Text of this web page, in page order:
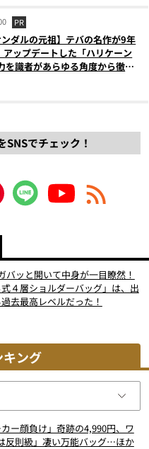
PR
ンダルの元祖】テバの名作が9年
アップデートした「ハリケーン
を識者があらゆる角度から徹底
でチェック！
バッと開いて中身が一目瞭然！
４層ショルダーバッグ」は、出
去最高レベルだった！
ング
ー顔負け」奇跡の4,990円、ワ
反則級」凄い万能バッグ…ほか